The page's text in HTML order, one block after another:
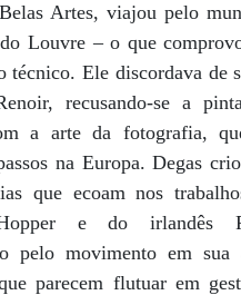
Artes, viajou pelo
Louvre – o que
técnico. Ele discordava de
recusando-se a
a arte da fotografia,
na Europa. Degas
que ecoam nos
e do irlandês
pelo movimento em
parecem flutuar em